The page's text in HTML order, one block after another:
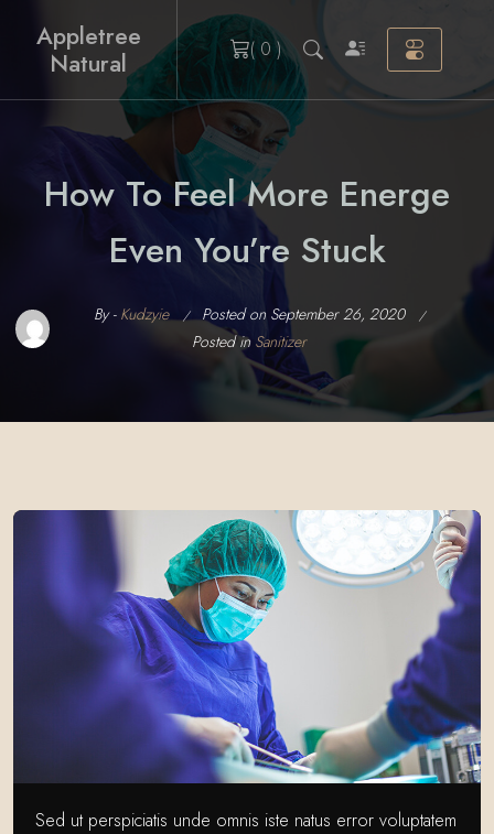
Appletree
Natural
( 0 )
How To Feel More Energe
Even You’re Stuck
By - Kudzyie Posted on September 26, 2020
Posted in Sanitizer
Sed ut perspiciatis unde omnis iste natus error voluptatem